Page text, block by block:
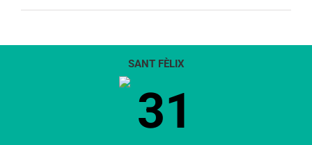
SANT FÈLIX
31